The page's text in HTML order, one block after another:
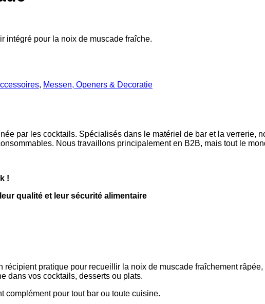
intégré pour la noix de muscade fraîche.
, Messen, Openers & Decoratie
par les cocktails. Spécialisés dans le matériel de bar et la verrerie,
Nous travaillons principalement en B2B, mais tout le
!
qualité et leur sécurité alimentaire
récipient pratique pour recueillir la noix de muscade fraîchement
dans vos cocktails, desserts ou plats.
complément pour tout bar ou toute cuisine.